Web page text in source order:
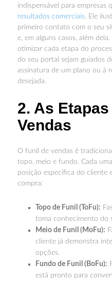
indispensável para empresas
resultados comerciais. Ele
primeiro contato com o seu
e, em alguns casos, além
otimizar cada etapa do
do seu portal sejam guiados
assinatura de um plano ou à
desejada.
2. As
Vendas
O funil de vendas é
topo, meio e fundo. Cada
posição específica do cliente
compra:
Topo de Funil (ToFu):
toma conhecimento do
Meio de Funil (MoFu):
cliente já demonstra
opções.
Fundo de Funil (BoFu):
está pronto para